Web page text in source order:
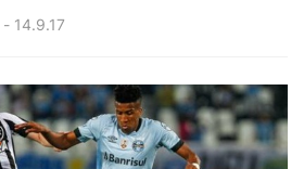
- 14.9.17